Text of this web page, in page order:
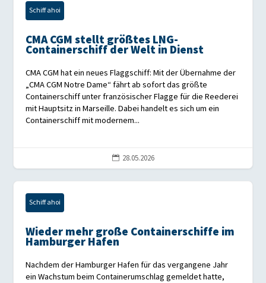
Schiff ahoi
CMA CGM stellt größtes LNG-
Containerschiff der Welt in Dienst
CMA CGM hat ein neues Flaggschiff: Mit der Übernahme der
„CMA CGM Notre Dame“ fährt ab sofort das größte
Containerschiff unter französischer Flagge für die Reederei
mit Hauptsitz in Marseille. Dabei handelt es sich um ein
Containerschiff mit modernem...
 28.05.2026
Schiff ahoi
Wieder mehr große Containerschiffe im
Hamburger Hafen
Nachdem der Hamburger Hafen für das vergangene Jahr
ein Wachstum beim Containerumschlag gemeldet hatte,